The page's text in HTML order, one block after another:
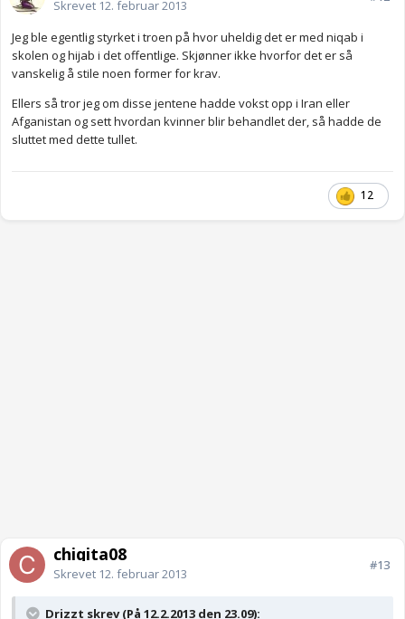
Skrevet 12. februar 2013
Jeg ble egentlig styrket i troen på hvor uheldig det er med niqab i
skolen og hijab i det offentlige. Skjønner ikke hvorfor det er så
vanskelig å stile noen former for krav.
Ellers så tror jeg om disse jentene hadde vokst opp i Iran eller
Afganistan og sett hvordan kvinner blir behandlet der, så hadde de
sluttet med dette tullet.
12
chiqita08
Skrevet 12. februar 2013
#13
Drizzt skrev (På 12.2.2013 den 23.09):